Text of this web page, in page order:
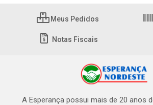
Meus Pedidos
Notas Fiscais
A Esperança possui mais de 20 anos